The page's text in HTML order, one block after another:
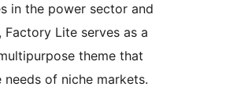
in the power sector and
Factory Lite serves as a
theme that
needs of niche markets.